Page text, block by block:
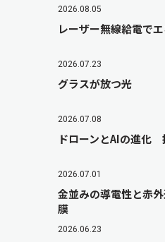
2026.08.05
レーザー無線給電で
2026.07.23
グラスが放つ光
2026.07.08
ドローンとAIの進化
2026.07.01
金並みの導電性と赤
膜
2026.06.23